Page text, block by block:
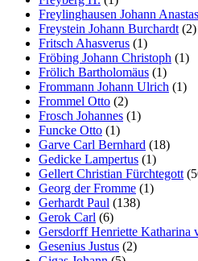
Freylinghausen Johann
Freystein Johann Burchardt (2)
Fritsch Ahasverus (1)
Fröbing Johann Christoph (1)
Frölich Bartholomäus (1)
Frommann Johann Ulrich (1)
Frommel Otto (2)
Frosch Johannes (1)
Funcke Otto (1)
Garve Carl Bernhard (18)
Gedicke Lampertus (1)
Gellert Christian Fürchtegott
Georg der Fromme (1)
Gerhardt Paul (138)
Gerok Carl (6)
Gersdorff Henriette Katharina
Gesenius Justus (2)